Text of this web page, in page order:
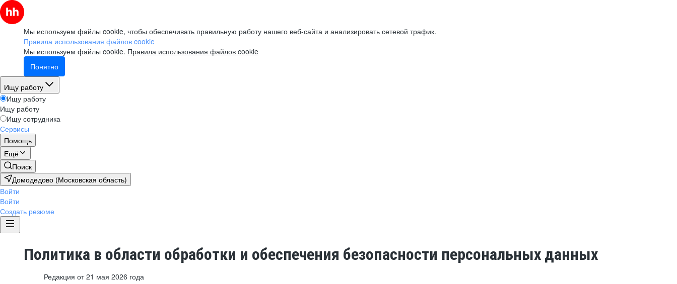
Мы используем файлы cookie, чтобы обеспечивать правильную работу нашего веб-сайта и анализировать сетевой трафик.
Правила использования файлов cookie
Мы используем файлы cookie. Правила использования файлов cookie
Понятно
Ищу работу
Ищу работу
Ищу работу
Ищу сотрудника
Сервисы
Помощь
Ещё
Поиск
Домодедово (Московская область)
Войти
Войти
Создать резюме
Политика в области обработки и обеспечения безопасности персональных данных
Редакция от 21 мая 2026 года